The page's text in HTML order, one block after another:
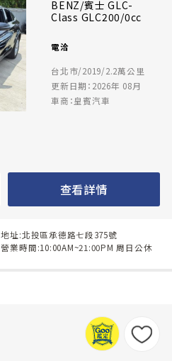
BENZ/賓士 GLC-
Class GLC200/0cc
電洽
台北市/2019/2.2萬公里
更新日期：2026年 08月
車商：皇賓汽車
查看詳情
地址:北投區承德路七段375號
營業時間:10:00AM~21:00PM 周日公休